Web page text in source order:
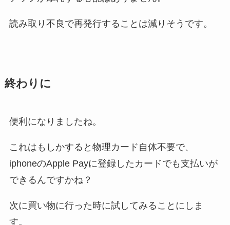
読み取り不良で再発行することは減りそうです。
終わりに
便利になりましたね。
これはもしかすると物理カード自体不要で、
iphoneのApple Payに登録したカードでも支払いが
できるんですかね？
次に買い物に行った時に試してみることにしま
す。